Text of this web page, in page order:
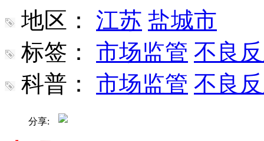
地区： 江苏 盐城市
标签：
市场监管 不良
科普：
市场监管 不良
分享: